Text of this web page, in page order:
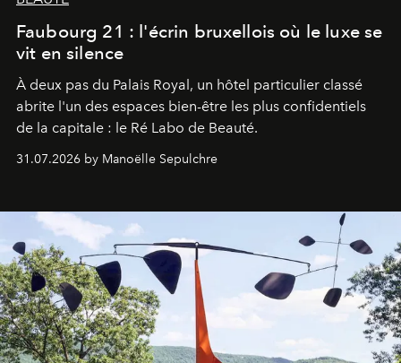
Faubourg 21 : l'écrin bruxellois où le luxe se
vit en silence
À deux pas du Palais Royal, un hôtel particulier classé
abrite l'un des espaces bien-être les plus confidentiels
de la capitale : le Ré Labo de Beauté.
31.07.2026 by Manoëlle Sepulchre